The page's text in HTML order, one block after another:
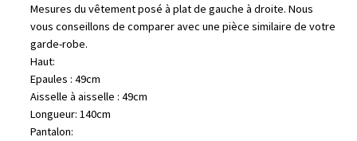
Mesures du vêtement posé à plat de gauche à droite. Nous
vous conseillons de comparer avec une pièce similaire de votre
garde-robe.
Haut:
Epaules : 49cm
Aisselle à aisselle : 49cm
Longueur: 140cm
Pantalon: